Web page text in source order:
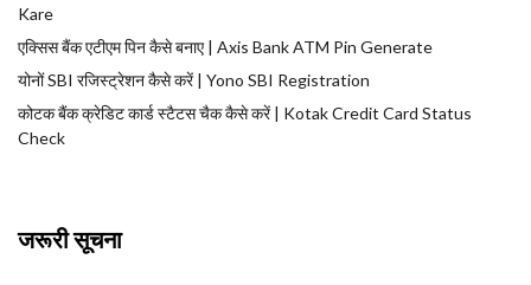
Kare
एक्सिस बैंक एटीएम पिन कैसे बनाए | Axis Bank ATM Pin Generate
योनों SBI रजिस्ट्रेशन कैसे करें | Yono SBI Registration
कोटक बैंक क्रेडिट कार्ड स्टैटस चैक कैसे करें | Kotak Credit Card Status
Check
जरूरी सूचना